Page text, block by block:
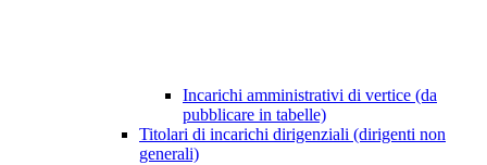
Incarichi amministrativi di vertice (da
pubblicare in tabelle)
Titolari di incarichi dirigenziali (dirigenti non
generali)